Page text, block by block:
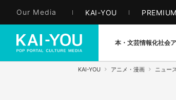
Our Media KAI-YOU PREMIUM
本・文芸情報化社会
KAI-YOU アニメ・漫画 ニュー